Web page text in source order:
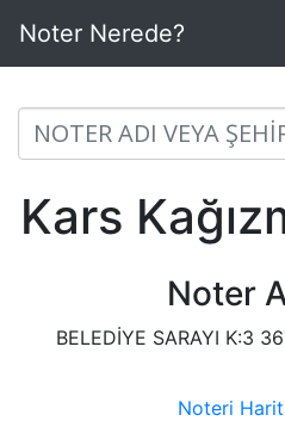
Noter Nerede?
Kars
Noter
BELEDİYE SARAYI K:3
Noteri